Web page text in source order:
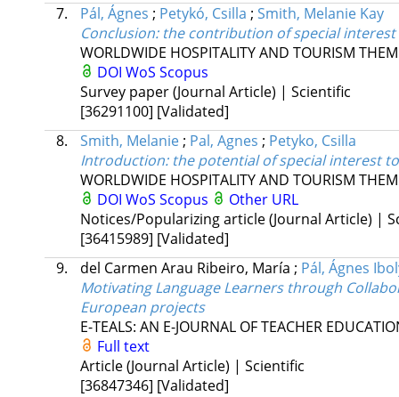
7.
Pál, Ágnes ; Petykó, Csilla ; Smith, Melanie Kay
Conclusion: the contribution of special
WORLDWIDE HOSPITALITY AND TOURISM
DOI WoS Scopus
Survey paper (Journal Article) | Scientific
[36291100] [Validated]
8.
Smith, Melanie; Pal, Agnes ; Petyko, Csilla
Introduction: the potential of special interest
WORLDWIDE HOSPITALITY AND TOURISM
DOI WoS Scopus
Other URL
Notices/Popularizing article (Journal Article) |
[36415989] [Validated]
9.
del Carmen Arau Ribeiro, María ; Pál, Ágnes
Motivating Language Learners through
European projects
E-TEALS: AN E-JOURNAL OF TEACHER
Full text
Article (Journal Article) | Scientific
[36847346] [Validated]